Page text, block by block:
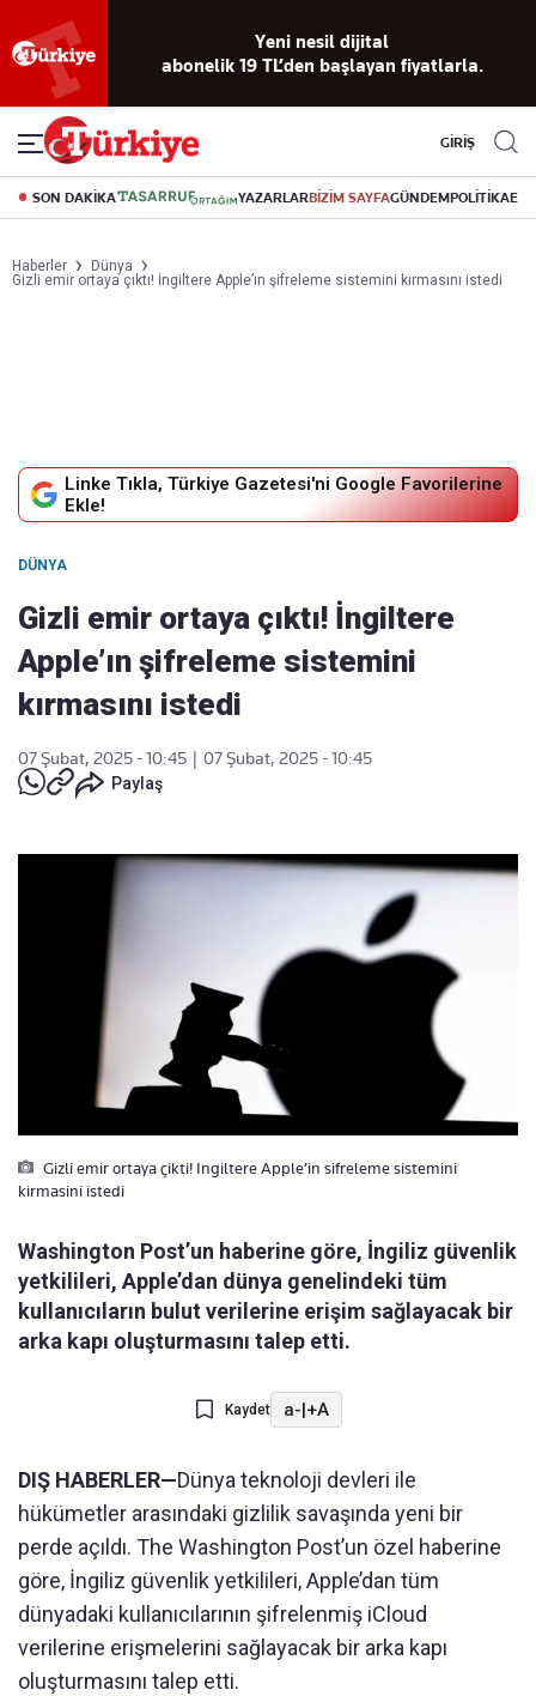
Yeni nesil dijital
abonelik 19 TL’den başlayan fiyatlarla.
GİRİŞ
SON DAKİKA YAZARLARBİZİM SAYFAGÜNDEMPOLİTİKA
Haberler
Dünya
Gizli emir ortaya çıktı! İngiltere Apple’ın şifreleme sistemini kırmasını istedi
Linke Tıkla, Türkiye Gazetesi'ni Google Favorilerine
Ekle!
DÜNYA
Gizli emir ortaya çıktı! İngiltere
Apple’ın şifreleme sistemini
kırmasını istedi
07 Şubat, 2025 - 10:45
07 Şubat, 2025 - 10:45
Paylaş
Gizli emir ortaya çikti! Ingiltere Apple’in sifreleme sistemini
kirmasini istedi
Washington Post’un haberine göre, İngiliz güvenlik
yetkilileri, Apple’dan dünya genelindeki tüm
kullanıcıların bulut verilerine erişim sağlayacak bir
arka kapı oluşturmasını talep etti.
Kaydet a-|+A
DIŞ HABERLER—Dünya teknoloji devleri ile
hükümetler arasındaki gizlilik savaşında yeni bir
perde açıldı. The Washington Post’un özel haberine
göre, İngiliz güvenlik yetkilileri, Apple’dan tüm
dünyadaki kullanıcılarının şifrelenmiş iCloud
verilerine erişmelerini sağlayacak bir arka kapı
oluşturmasını talep etti.